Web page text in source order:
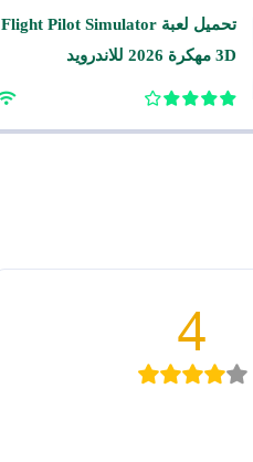
تحميل لعبة Flight Pilot Simulator
3D مهكرة 2026 للاندرويد
4